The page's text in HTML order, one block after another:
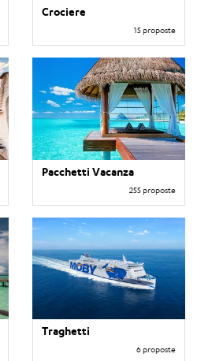
Crociere
15 proposte
Pacchetti Vacanza
255 proposte
Traghetti
6 proposte